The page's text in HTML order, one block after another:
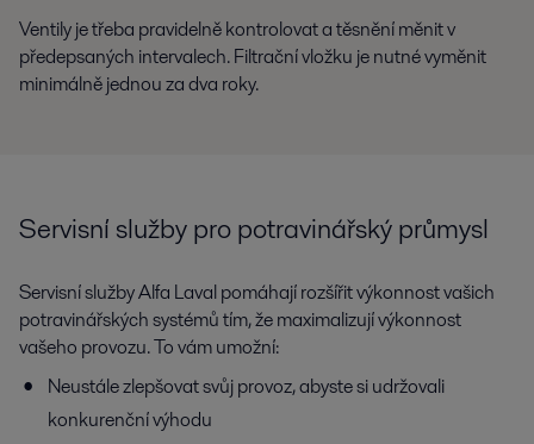
Ventily je třeba pravidelně kontrolovat a těsnění měnit v
předepsaných intervalech. Filtrační vložku je nutné vyměnit
minimálně jednou za dva roky.
Servisní služby pro potravinářský průmysl
Servisní služby Alfa Laval pomáhají rozšířit výkonnost vašich
potravinářských systémů tím, že maximalizují výkonnost
vašeho provozu. To vám umožní:
Neustále zlepšovat svůj provoz, abyste si udržovali
konkurenční výhodu